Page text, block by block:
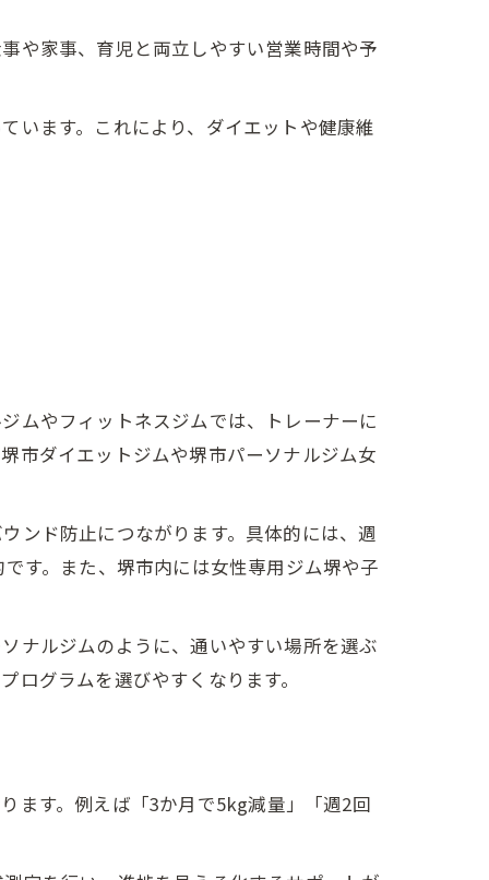
や家事、育児と両立しやすい営業時間や予
います。これにより、ダイエットや健康維
ムやフィットネスジムでは、トレーナーに
市ダイエットジムや堺市パーソナルジム女
ンド防止につながります。具体的には、週
す。また、堺市内には女性専用ジム堺や子
ナルジムのように、通いやすい場所を選ぶ
グラムを選びやすくなります。
ます。例えば「3か月で5kg減量」「週2回